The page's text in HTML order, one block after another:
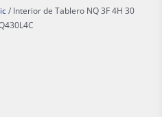
/ Interior de Tablero NQ 3F 4H 30